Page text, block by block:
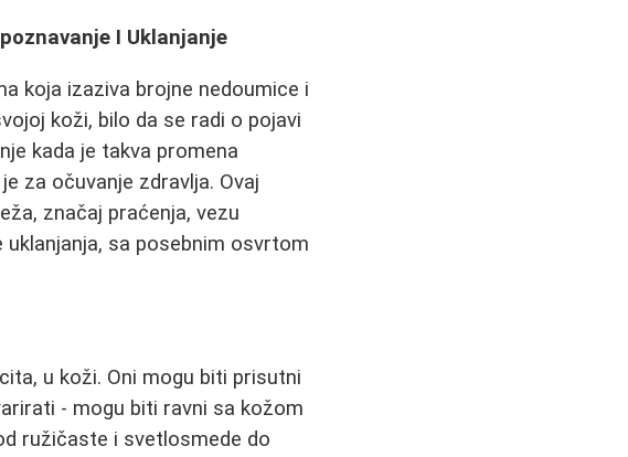
I Uklanjanje
koja izaziva brojne nedoumice i
koži, bilo da se radi o pojavi
kada je takva promena
za očuvanje zdravlja. Ovaj
značaj praćenja, vezu
sa posebnim osvrtom
u koži. Oni mogu biti prisutni
- mogu biti ravni sa kožom
ružičaste i svetlosmede do